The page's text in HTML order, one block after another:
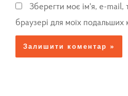
Зберегти моє ім'я, e-mail,
браузері для моїх подальших